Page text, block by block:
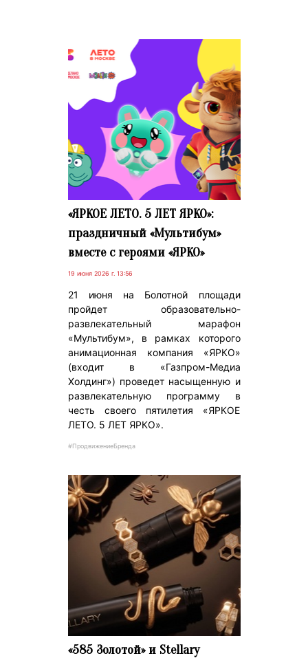
«ЯРКОЕ ЛЕТО. 5 ЛЕТ ЯРКО»:
праздничный «Мультибум»
вместе с героями «ЯРКО»
19 июня 2026 г. 13:56
21 июня на Болотной площади
пройдет образовательно-
развлекательный марафон
«Мультибум», в рамках которого
анимационная компания «ЯРКО»
(входит в «Газпром-Медиа
Холдинг») проведет насыщенную и
развлекательную программу в
честь своего пятилетия «ЯРКОЕ
ЛЕТО. 5 ЛЕТ ЯРКО».
#ПродвижениеБренда
«585 Золотой» и Stellary